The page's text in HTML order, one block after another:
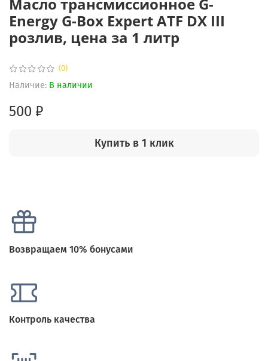
(0)
Наличие: В наличии
Energy G-Box Expert ATF DX III
розлив, цена за 1 литр
500 ₽
Купить в 1 клик
Возвращаем 10% бонусами
Контроль качества